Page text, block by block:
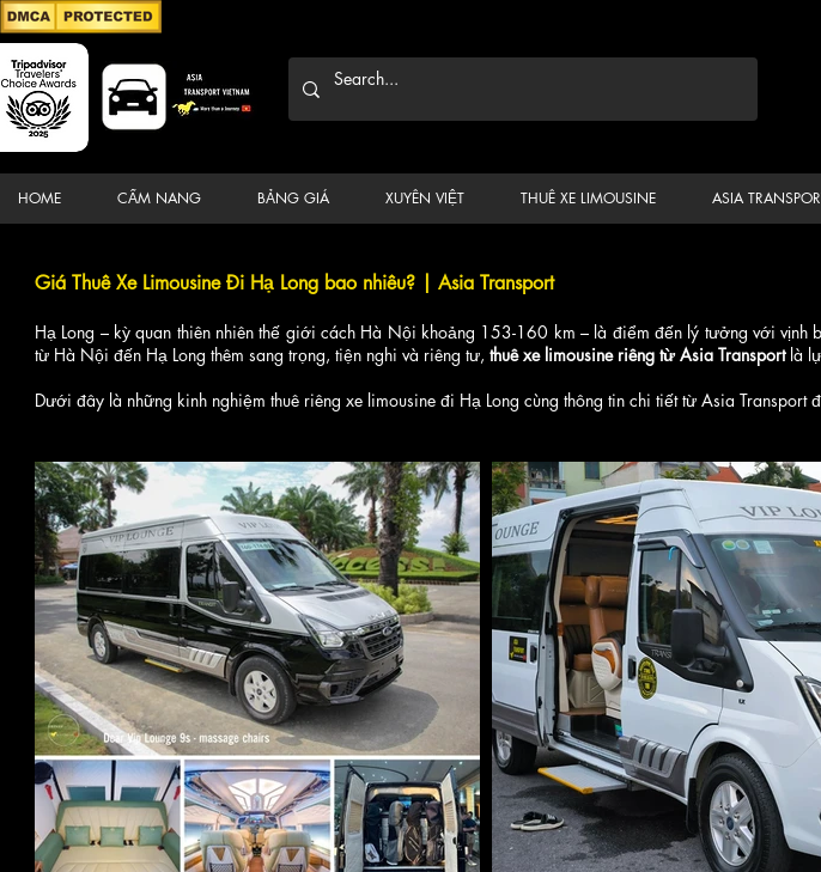
HOME CẨM NANG BẢNG GIÁ XUYÊN VIỆT THUÊ XE LIMOUSINE ASIA
Giá Thuê Xe Limousine Đi Hạ Long bao nhiêu? | Asia Transport
Hạ Long – kỳ quan thiên nhiên thế giới cách Hà Nội khoảng 153-160 km – là điểm đến lý tưởng với
từ Hà Nội đến Hạ Long thêm sang trọng, tiện nghi và riêng tư, thuê xe limousine riêng từ Asia Transport là
Dưới đây là những kinh nghiệm thuê riêng xe limousine đi Hạ Long cùng thông tin chi tiết từ Asia Transport